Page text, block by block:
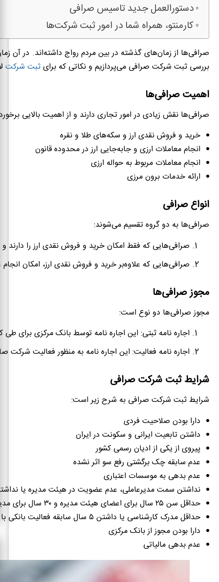
دستورالعمل جدید تاسیس صرافی
کارمنتو، همراه شما در امور ثبت شرکت‌ها
صرافی‌ها از زمان‌های گذشته در بین مردم رواج داشته‌اند. در آن
بررسی ثبت شرکت صرافی می‌پردازیم و نکاتی که برایثبت شرکت
اهمیت صرافی‌ها
صرافی‌ها نقش زیادی در امور تجاری دارند و از اهمیت بالایی
خرید و فروش نقدی ارز و سکه‌های طلا و نقره
انجام معاملات ارزی و جابه‌جایی ارز در محدوده قانون
انجام معاملات مربوط به حواله ارزی
ارائه خدمات برون مرزی
انواع صرافی
صرافی‌ها به دو گروه تقسیم می‌شوند:
صرافی‌هایی که فقط امکان خرید و فروش نقدی ارز را دارند و
صرافی‌هایی که علاوه‌بر خرید و فروش نقدی ارز، امکان انجام
مجوز صرافی‌ها
مجوز صرافی‌ها دو نوع است:
اجاره نامه ثبتی: این اجاره نامه توسط بانک مرکزی برای
اجاره نامه فعالیت: این اجاره نامه به منظور فعالیت شرکت صادر می‌شود. صرافی وظیفه دارد این مجوز را طی ۶ ماه از تاریخ ثبت شرکت از بانک مرکزی دریافت کند؛
شرایط ثبت شرکت صرافی
شرایط ثبت شرکت صرافی به شرح زیر است:
دارا بودن صلاحیت فردی
داشتن تابعیت ایرانی و سکونت در ایران
پیروی از یکی از ادیان رسمی کشور
عدم سابقه چک برگشتی رفع سو اثر نشده
عدم بدهی به موسسات اعتباری
نداشتن سمت مدیرعاملی، عدم عضویت در هیئت مدیره‌ یا
حداقل سن ۲۵ سال برای اعضای هیئت مدیره و ۳۰ سال برای مدیرعامل
حداقل مدرک کارشناسی یا داشتن ۵ سال سابقه فعالیت بانکی با صرافی
دارا بودن مجوز از بانک مرکزی
عدم بدهی مالیاتی